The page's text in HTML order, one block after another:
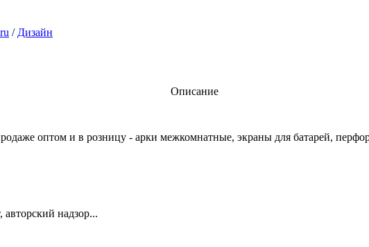
/ Дизайн
Описание
оптом и в розницу - арки межкомнатные, экраны для батарей,
надзор...